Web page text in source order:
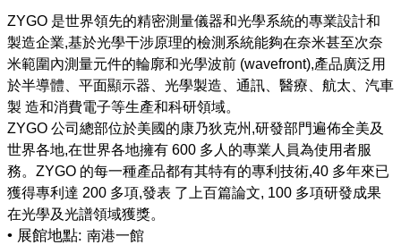
ZYGO 是世界領先的精密測量儀器和光學系統的專業設計和
製造企業,基於光學干涉原理的檢測系統能夠在奈米甚至次奈
米範圍內測量元件的輪廓和光學波前 (wavefront),產品廣泛用
於半導體、平面顯示器、光學製造、通訊、醫療、航太、汽車
製 造和消費電子等生產和科研領域。
ZYGO 公司總部位於美國的康乃狄克州,研發部門遍佈全美及
世界各地,在世界各地擁有 600 多人的專業人員為使用者服
務。ZYGO 的每一種產品都有其特有的專利技術,40 多年來已
獲得專利達 200 多項,發表 了上百篇論文, 100 多項研發成果
• 展館地點: 南港一館